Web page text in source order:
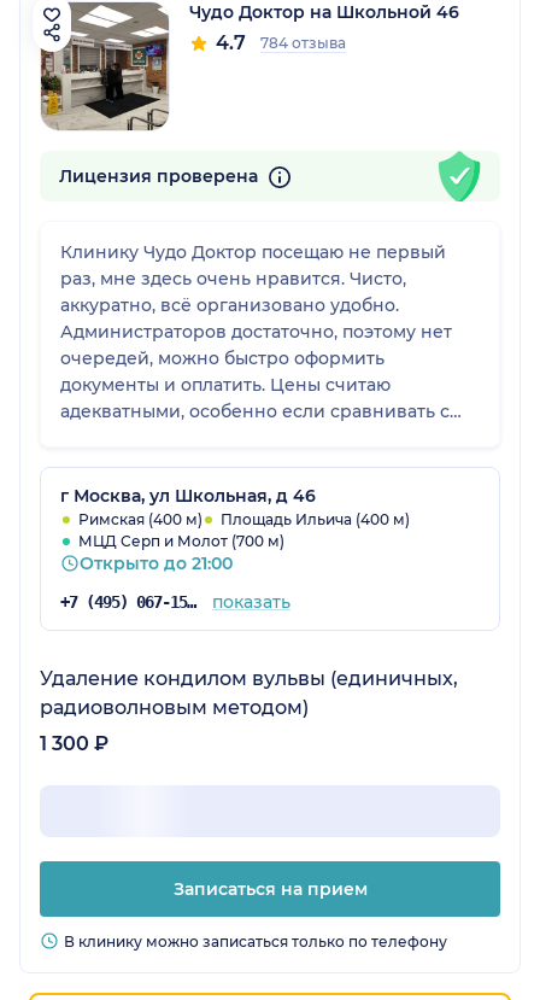
Чудо Доктор на Школьной 46
4.7 784 отзыва
Лицензия проверена
Клинику Чудо Доктор посещаю не первый
раз, мне здесь очень нравится. Чисто,
аккуратно, всё организовано удобно.
Администраторов достаточно, поэтому нет
очередей, можно быстро оформить
документы и оплатить. Цены считаю
адекватными, особенно если сравнивать с
сравнить.
г Москва, ул Школьная, д 46
Римская (400 м)
Площадь Ильича (400 м)
МЦД Серп и Молот (700 м)
Открыто до 21:00
+7 (495) 067-15-02 показать
Удаление кондилом вульвы (единичных,
радиоволновым методом)
1 300 ₽
Записаться на прием
В клинику можно записаться только по телефону